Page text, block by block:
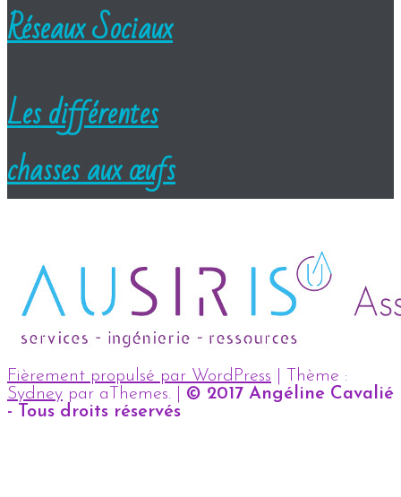
Réseaux Sociaux
Les différentes
chasses aux œufs
Fièrement propulsé par WordPress
Thème :
Sydney par aThemes.
© 2017 Angéline Cavalié
- Tous droits réservés